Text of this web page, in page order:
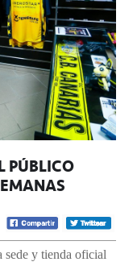
PÚBLICO
sede y tienda oficial